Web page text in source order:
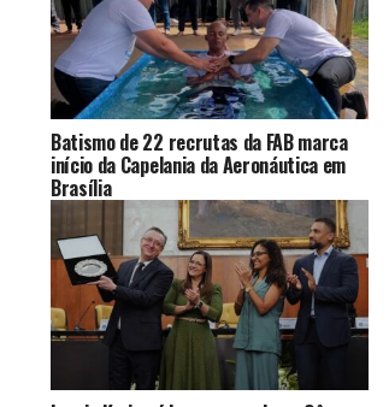
Batismo de 22 recrutas da FAB marca
início da Capelania da Aeronáutica em
Brasília